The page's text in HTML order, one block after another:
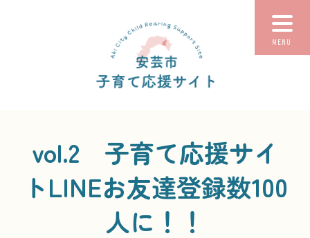
MENU
vol.2 子育て応援サイ
トLINEお友達登録数100
人に！！